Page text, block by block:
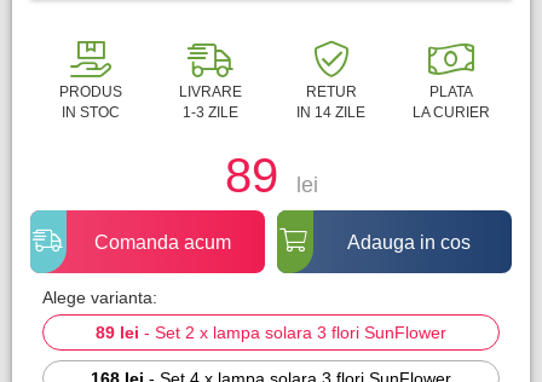
PRODUS
IN STOC
LIVRARE
1-3 ZILE
RETUR
IN 14 ZILE
PLATA
LA CURIER
89 lei
Comanda acum Adauga in cos
Alege varianta:
89 lei - Set 2 x lampa solara 3 flori SunFlower